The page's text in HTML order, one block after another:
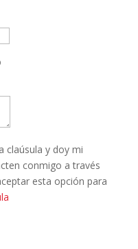
claúsula y doy mi
conmigo a través
esta opción para